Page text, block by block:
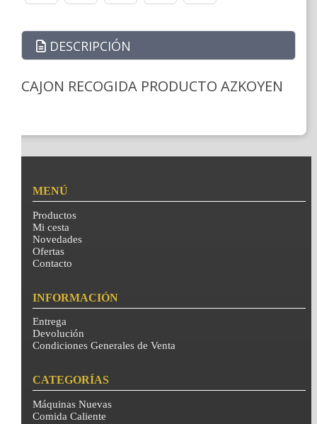
DESCRIPCIÓN
CAJON RECOGIDA PRODUCTO AZKOYEN
MENÚ
Productos
Mi cesta
Novedades
Ofertas
Contacto
INFORMACIÓN
Entrega
Devolución
Condiciones Generales de Venta
CATEGORÍAS
Máquinas Nuevas
Comida Caliente